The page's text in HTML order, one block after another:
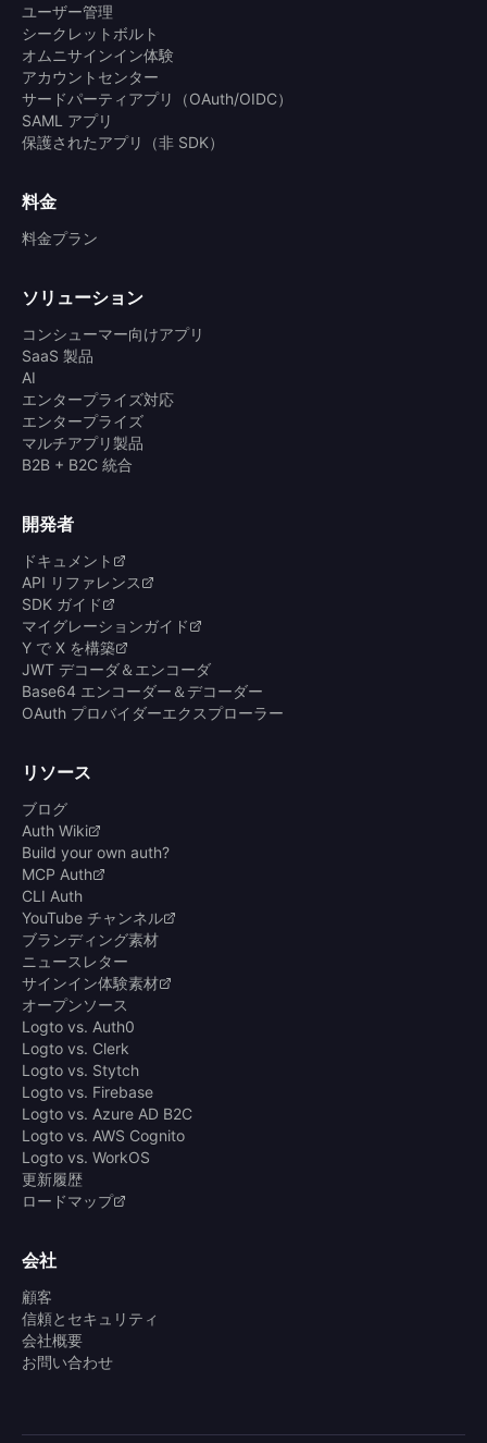
ユーザー管理
シークレットボルト
オムニサインイン体験
アカウントセンター
サードパーティアプリ（OAuth/OIDC）
SAML アプリ
保護されたアプリ（非 SDK）
料金
料金プラン
ソリューション
コンシューマー向けアプリ
SaaS 製品
AI
エンタープライズ対応
エンタープライズ
マルチアプリ製品
B2B + B2C 統合
開発者
ドキュメント
API リファレンス
SDK ガイド
マイグレーションガイド
Y で X を構築
JWT デコーダ＆エンコーダ
Base64 エンコーダー＆デコーダー
OAuth プロバイダーエクスプローラー
リソース
ブログ
Auth Wiki
Build your own auth?
MCP Auth
CLI Auth
YouTube チャンネル
ブランディング素材
ニュースレター
サインイン体験素材
オープンソース
Logto vs. Auth0
Logto vs. Clerk
Logto vs. Stytch
Logto vs. Firebase
Logto vs. Azure AD B2C
Logto vs. AWS Cognito
Logto vs. WorkOS
更新履歴
ロードマップ
会社
顧客
信頼とセキュリティ
会社概要
お問い合わせ